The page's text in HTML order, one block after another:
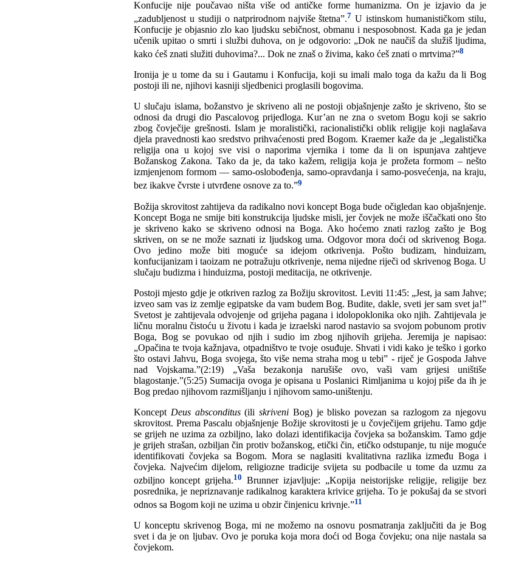
Konfucije nije poučavao ništa više od antičke forme humanizma. On je izjavio da je
„zadubljenost u studiji o natprirodnom najviše štetna”.7 U istinskom humanističkom stilu,
Konfucije je objasnio zlo kao ljudsku sebičnost, obmanu i nesposobnost. Kada ga je jedan
učenik upitao o smrti i službi duhova, on je odgovorio: „Dok ne naučiš da služiš ljudima,
kako ćeš znati služiti duhovima?... Dok ne znaš o živima, kako ćeš znati o mrtvima?”8
Ironija je u tome da su i Gautamu i Konfucija, koji su imali malo toga da kažu da li Bog
postoji ili ne, njihovi kasniji sljedbenici proglasili bogovima.
U slučaju islama, božanstvo je skriveno ali ne postoji objašnjenje zašto je skriveno, što se
odnosi da drugi dio Pascalovog prijedloga. Kur’an ne zna o svetom Bogu koji se sakrio
zbog čovječije grešnosti. Islam je moralistički, racionalistički oblik religije koji naglašava
djela pravednosti kao sredstvo prihvaćenosti pred Bogom. Kraemer kaže da je „legalistička
religija ona u kojoj sve visi o naporima vjernika i tome da li on ispunjava zahtjeve
Božanskog Zakona. Tako da je, da tako kažem, religija koja je prožeta formom – nešto
izmjenjenom formom — samo-oslobođenja, samo-opravdanja i samo-posvećenja, na kraju,
bez ikakve čvrste i utvrđene osnove za to.”9
Božija skrovitost zahtijeva da radikalno novi koncept Boga bude očigledan kao objašnjenje.
Koncept Boga ne smije biti konstrukcija ljudske misli, jer čovjek ne može iščačkati ono što
je skriveno kako se skriveno odnosi na Boga. Ako hoćemo znati razlog zašto je Bog
skriven, on se ne može saznati iz ljudskog uma. Odgovor mora doći od skrivenog Boga.
Ovo jedino može biti moguće sa idejom otkrivenja. Pošto budizam, hinduizam,
konfucijanizam i taoizam ne potražuju otkrivenje, nema nijedne riječi od skrivenog Boga. U
slučaju budizma i hinduizma, postoji meditacija, ne otkrivenje.
Postoji mjesto gdje je otkriven razlog za Božiju skrovitost. Leviti 11:45: „Jest, ja sam Jahve;
izveo sam vas iz zemlje egipatske da vam budem Bog. Budite, dakle, sveti jer sam svet ja!”
Svetost je zahtijevala odvojenje od grijeha pagana i idolopoklonika oko njih. Zahtijevala je
ličnu moralnu čistoću u životu i kada je izraelski narod nastavio sa svojom pobunom protiv
Boga, Bog se povukao od njih i sudio im zbog njihovih grijeha. Jeremija je napisao:
„Opačina te tvoja kažnjava, otpadništvo te tvoje osuđuje. Shvati i vidi kako je teško i gorko
što ostavi Jahvu, Boga svojega, što više nema straha mog u tebi” - riječ je Gospoda Jahve
nad Vojskama.”(2:19) „Vaša bezakonja narušiše ovo, vaši vam grijesi uništiše
blagostanje.”(5:25) Sumacija ovoga je opisana u Poslanici Rimljanima u kojoj piše da ih je
Bog predao njihovom razmišljanju i njihovom samo-uništenju.
Koncept Deus absconditus(ili skriveni Bog) je blisko povezan sa razlogom za njegovu
skrovitost. Prema Pascalu objašnjenje Božije skrovitosti je u čovječijem grijehu. Tamo gdje
se grijeh ne uzima za ozbiljno, lako dolazi identifikacija čovjeka sa božanskim. Tamo gdje
je grijeh strašan, ozbiljan čin protiv božanskog, etički čin, etičko odstupanje, tu nije moguće
identifikovati čovjeka sa Bogom. Mora se naglasiti kvalitativna razlika između Boga i
čovjeka. Najvećim dijelom, religiozne tradicije svijeta su podbacile u tome da uzmu za
ozbiljno koncept grijeha.10 Brunner izjavljuje: „Kopija neistorijske religije, religije bez
posrednika, je nepriznavanje radikalnog karaktera krivice grijeha. To je pokušaj da se stvori
odnos sa Bogom koji ne uzima u obzir činjenicu krivnje.”11
U konceptu skrivenog Boga, mi ne možemo na osnovu posmatranja zaključiti da je Bog
svet i da je on ljubav. Ovo je poruka koja mora doći od Boga čovjeku; ona nije nastala sa
čovjekom.